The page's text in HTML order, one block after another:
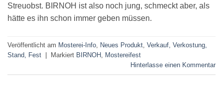
Streuobst. BIRNOH ist also noch jung, schmeckt aber, als
hätte es ihn schon immer geben müssen.
Veröffentlicht am Mosterei-Info Neues Produkt Verkauf, Verkostung,
Stand, Fest
Markiert BIRNOH
Mostereifest
Hinterlasse einen Kommentar